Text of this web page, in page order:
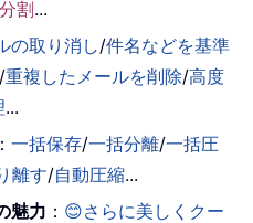
割...
の取り消し/件名などを基準
/重複したメールを削除/高度
...
：一括保存/一括分離/一括圧
離す/自動圧縮...
魅力 ： 😊さらに美しくクー